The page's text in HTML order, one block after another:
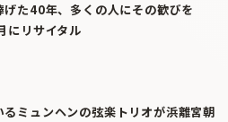
げた40年、多くの人にその歓びを
にリサイタル
るミュンヘンの弦楽トリオが浜離宮朝